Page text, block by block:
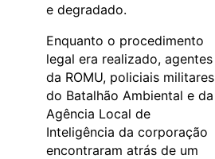
e degradado.
Enquanto o procedimento
legal era realizado, agentes
da ROMU, policiais militares
do Batalhão Ambiental e da
Agência Local de
Inteligência da corporação
encontraram atrás de um